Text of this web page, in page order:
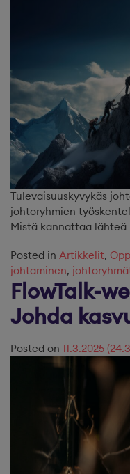
Tulevaisuuskyvykäs
johtoryhmien
Mistä kannattaa lähteä
Posted in Artikkelit,
johtaminen,
FlowTalk-
Johda
Posted on 11.3.2025